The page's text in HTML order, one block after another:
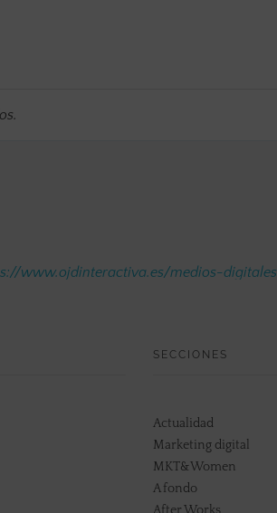
www.ojdinteractiva.es/medios-digitales
SECCIONES
Actualidad
Marketing digital
MKT&Women
A fondo
After Works